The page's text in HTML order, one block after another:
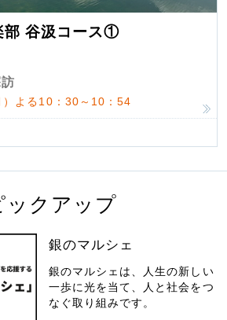
部 谷汲コース①
よる10：30～10：54
ックアップ
銀のマルシェ
銀のマルシェは、人生の新しい
一歩に光を当て、人と社会をつ
なぐ取り組みです。